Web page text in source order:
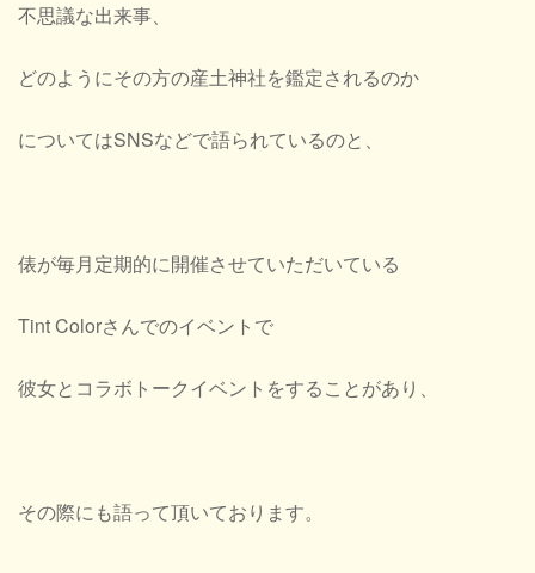
不思議な出来事、
どのようにその方の産土神社を鑑定されるのか
についてはSNSなどで語られているのと、
俵が毎月定期的に開催させていただいている
Tint Colorさんでのイベントで
彼女とコラボトークイベントをすることがあり、
その際にも語って頂いております。